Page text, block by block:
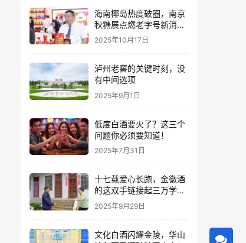
海南椰岛热度破圈，南京
秋糖展点燃老字号新消费
热潮
2025年10月17日
泸州老窖的关键时刻，没
有中间选项
2025年9月1日
低度白酒要火了？这三个
问题你必须要知道！
2025年7月31日
十七载爱心长跑，金徽酒
的这双手链接起三万学子
的人生路
2025年9月29日
文化白酒闪耀金陵，华山